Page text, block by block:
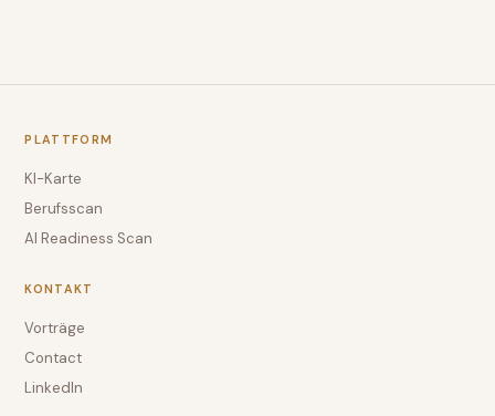
PLATTFORM
KI-Karte
Berufsscan
AI Readiness Scan
KONTAKT
Vorträge
Contact
LinkedIn